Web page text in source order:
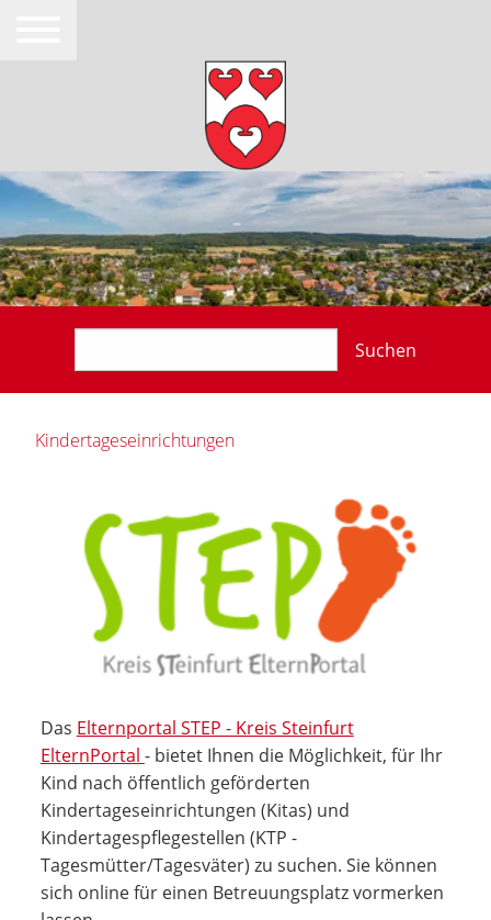
Suchen
Kindertageseinrichtungen
Das Elternportal STEP - Kreis Steinfurt
ElternPortal - bietet Ihnen die Möglichkeit, für Ihr
Kind nach öffentlich geförderten
Kindertageseinrichtungen (Kitas) und
Kindertagespflegestellen (KTP -
Tagesmütter/Tagesväter) zu suchen. Sie können
sich online für einen Betreuungsplatz vormerken